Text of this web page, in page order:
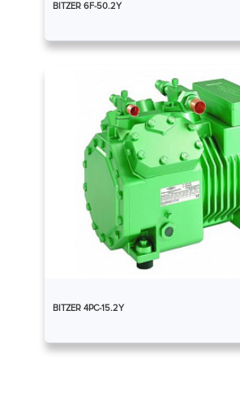
BITZER 6F-50.2Y
BITZER 4PC-15.2Y